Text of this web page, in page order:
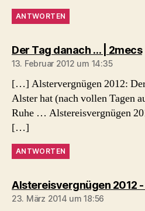
ANTWORTEN
Der Tag danach … | 2mecs
13. Februar 2012 um 14:35
[…] Alstervergnügen 2012:
Alster hat (nach vollen Tagen
Ruhe … Alstereisvergnügen
[…]
ANTWORTEN
Alstereisvergnügen 2012
23. März 2014 um 18:56